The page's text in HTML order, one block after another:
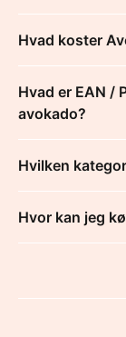
Hvad koster
Hvad er EAN /
avokado?
Hvilken
Hvor kan jeg